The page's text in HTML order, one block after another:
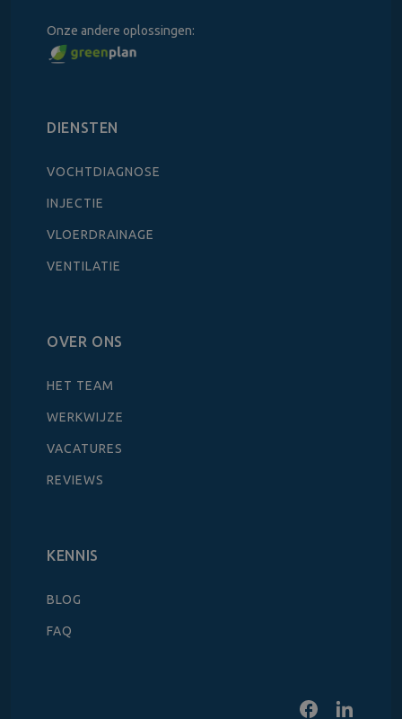
Onze andere oplossingen:
DIENSTEN
VOCHTDIAGNOSE
INJECTIE
VLOERDRAINAGE
VENTILATIE
OVER ONS
HET TEAM
WERKWIJZE
VACATURES
REVIEWS
KENNIS
BLOG
FAQ